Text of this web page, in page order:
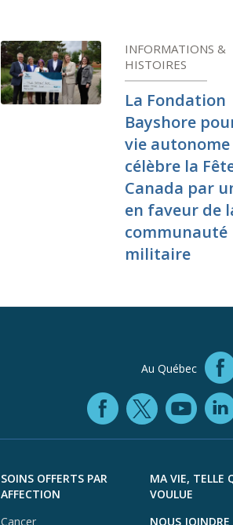
INFORMATIONS &
HISTOIRES
La Fondation
Bayshore
vie autonome
célèbre la
Canada par
en faveur de
communauté
militaire
Au Québec
X
SOINS OFFERTS PAR
AFFECTION
Cancer
MA VIE, TELLE
VOULUE
NOUS JOINDRE